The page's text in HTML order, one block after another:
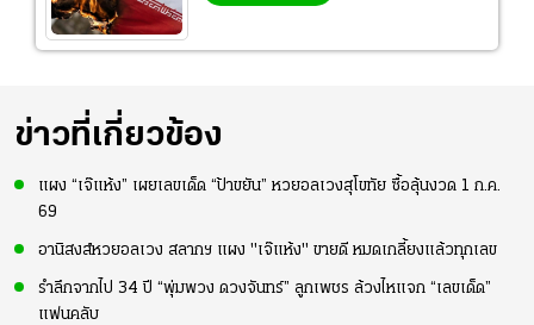
ข่าวที่เกี่ยวข้อง
แผง “เจ๊แห้ง” เผยเลขเด็ด “ป้าขยัน” หวยอลเวงสุโขทัย ซื้อลุ้นงวด 1 ก.ค.
69
อานิสงส์หวยอลเวง สลากฯ แผง "เจ๊แห้ง" ขายดี หมดเกลี้ยงแล้วทุกเลข
รำลึกจากไป 34 ปี “พุ่มพวง ดวงจันทร์” ลูกเพชร ล้วงไหแจก “เลขเด็ด”
แฟนคลับ